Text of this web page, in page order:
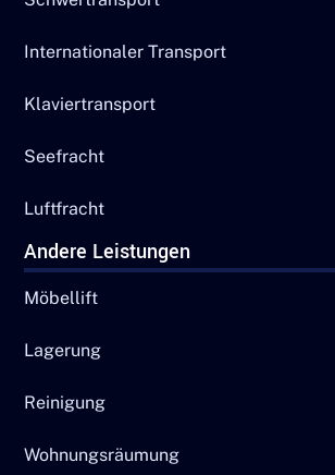
Internationaler Transport
Klaviertransport
Seefracht
Luftfracht
Andere Leistungen
Möbellift
Lagerung
Reinigung
Wohnungsräumung